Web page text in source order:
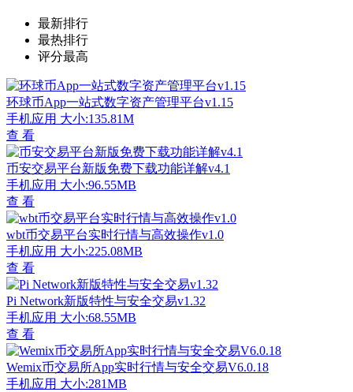
最新排行
最热排行
评分最高
环球币App一站式数字资产管理平台v1.15
手机应用 大小:135.81M
查 看
币安交易平台新版免费下载功能详解v4.1
手机应用 大小:96.55MB
查 看
wbt币交易平台实时行情与高效操作v1.0
手机应用 大小:225.08MB
查 看
Pi Network新版特性与安全交易v1.32
手机应用 大小:68.55MB
查 看
Wemix币交易所App实时行情与安全交易V6.0.18
手机应用 大小:281MB